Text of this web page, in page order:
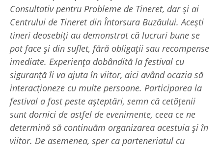
Consultativ pentru Probleme de Tineret, dar și ai
Centrului de Tineret din Întorsura Buzăului. Acești
tineri deosebiți au demonstrat că lucruri bune se
pot face și din suflet, fără obligații sau recompense
imediate. Experiența dobândită la festival cu
siguranță îi va ajuta în viitor, aici având ocazia să
interacționeze cu multe persoane. Participarea la
festival a fost peste așteptări, semn că cetățenii
sunt dornici de astfel de evenimente, ceea ce ne
determină să continuăm organizarea acestuia și în
viitor. De asemenea, sper ca parteneriatul cu